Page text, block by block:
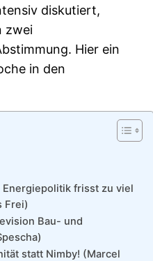
diskutiert,
zwei
Hier ein
in den
Energiepolitik frisst zu viel
Frei)
Bau- und
statt Nimby! (Marcel